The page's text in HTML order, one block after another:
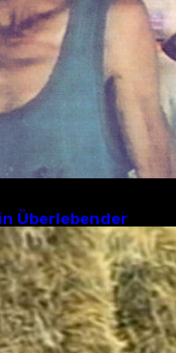
Überlebender
in Srebrenica